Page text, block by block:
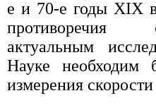
е и 70-е годы XIX
противоречия
актуальным
Науке необходим
измерения